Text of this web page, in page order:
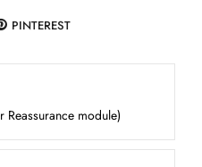
PINTEREST
Reassurance module)